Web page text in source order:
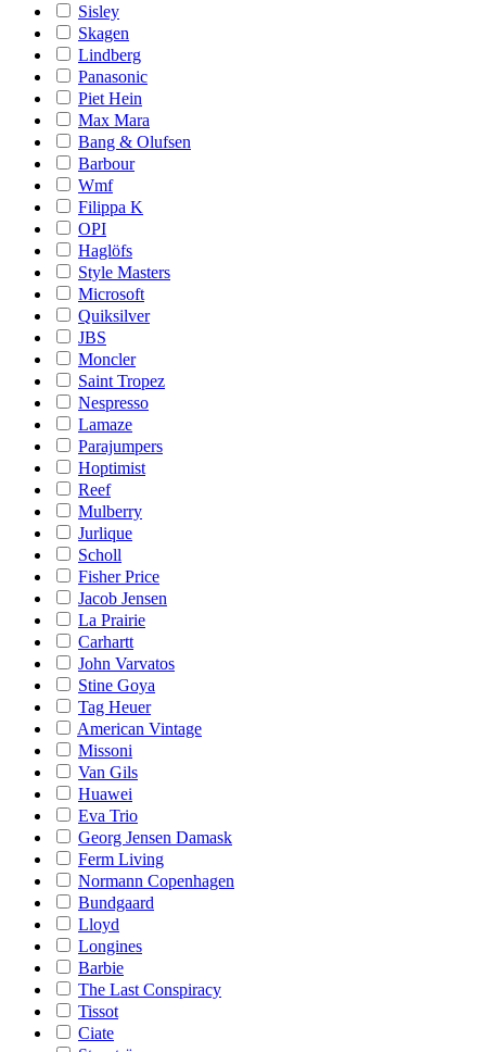
Sisley
Skagen
Lindberg
Panasonic
Piet Hein
Max Mara
Bang & Olufsen
Barbour
Wmf
Filippa K
OPI
Haglöfs
Style Masters
Microsoft
Quiksilver
JBS
Moncler
Saint Tropez
Nespresso
Lamaze
Parajumpers
Hoptimist
Reef
Mulberry
Jurlique
Scholl
Fisher Price
Jacob Jensen
La Prairie
Carhartt
John Varvatos
Stine Goya
Tag Heuer
American Vintage
Missoni
Van Gils
Huawei
Eva Trio
Georg Jensen Damask
Ferm Living
Normann Copenhagen
Bundgaard
Lloyd
Longines
Barbie
The Last Conspiracy
Tissot
Ciate